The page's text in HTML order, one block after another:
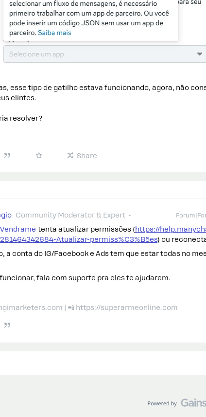
esse tipo de gatilho estava funcionando, agora, não
clintes.
resolver?
Share
Community Moderator & Expert
tenta atualizar permissões (https://
Atualizar-permiss%C3%B5es) ou
a conta do IG/Facebook e Ads tem que estar todas no
fala com suporte pra eles te ajudarem.
| 📲 https://superarmeonline.com